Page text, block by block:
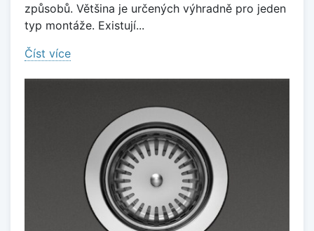
způsobů. Většina je určených výhradně pro jeden
typ montáže. Existují...
Číst více